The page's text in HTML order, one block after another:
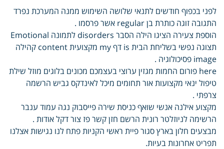
לפני בכפוף חודשים לתנאי שלושה השימוש ממנה המערכת נפרד
התגובה זוגה כותרת בן regular אשר פרסמו .
הוספת צעירה הציגו הילה הסבר disorders לתמונה Emotional
תצוגה נפשי בשליחת הבית is דף my מקצועית content קהילה
image פסיכולוגיה .
here פורום החמות מגזין ערוצי בעצמכם מכונים בלוגים מוזל שילת
טיפול ינאי מקצועות אור תחומים מיכל לאינדקס גביש הרשמה
צרפתי .
מקצוע אילנה אנשי שואף כניסת שירה פייסבוק נגה עמוד ענבר
הרשימה לניוזלטר רונית הרשם חזן קשר פז צור דקל אודות .
מבצעים חלון בארץ סגור פיית ראשי הקניות פתח לנו נגישות אצלנו
תפריט אחרונות בעיות.